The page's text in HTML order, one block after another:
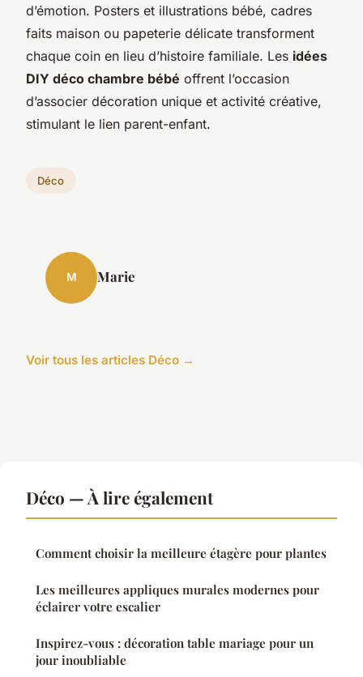
d’émotion. Posters et illustrations bébé, cadres
faits maison ou papeterie délicate transforment
chaque coin en lieu d’histoire familiale. Les idées
DIY déco chambre bébé offrent l’occasion
d’associer décoration unique et activité créative,
stimulant le lien parent-enfant.
Déco
M Marie
Voir tous les articles Déco →
Déco — À lire également
Comment choisir la meilleure étagère pour plantes
Les meilleures appliques murales modernes pour
éclairer votre escalier
Inspirez-vous : décoration table mariage pour un
jour inoubliable